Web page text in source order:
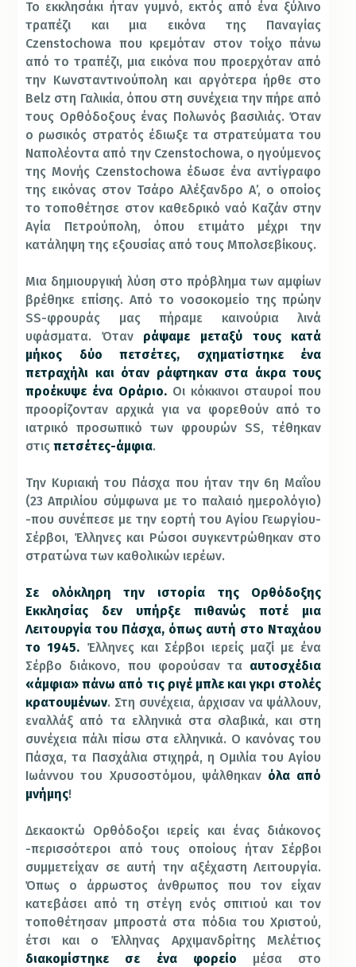
Το εκκλησάκι ήταν γυμνό, εκτός από ένα ξύλινο
τραπέζι και μια εικόνα της Παναγίας
Czenstochowa που κρεμόταν στον τοίχο πάνω
από το τραπέζι, μια εικόνα που προερχόταν από
την Κωνσταντινούπολη και αργότερα ήρθε στο
Belz στη Γαλικία, όπου στη συνέχεια την πήρε από
τους Ορθόδοξους ένας Πολωνός βασιλιάς. Όταν
ο ρωσικός στρατός έδιωξε τα στρατεύματα του
Ναπολέοντα από την Czenstochowa, ο ηγούμενος
της Μονής Czenstochowa έδωσε ένα αντίγραφο
της εικόνας στον Τσάρο Αλέξανδρο Α’, ο οποίος
το τοποθέτησε στον καθεδρικό ναό Καζάν στην
Αγία Πετρούπολη, όπου ετιμάτο μέχρι την
κατάληψη της εξουσίας από τους Μπολσεβίκους.
Μια δημιουργική λύση στο πρόβλημα των αμφίων
βρέθηκε επίσης. Από το νοσοκομείο της πρώην
SS-φρουράς μας πήραμε καινούρια λινά
υφάσματα. Όταν ράψαμε μεταξύ τους κατά
μήκος δύο πετσέτες, σχηματίστηκε ένα
πετραχήλι και όταν ράφτηκαν στα άκρα τους
προέκυψε ένα Οράριο. Οι κόκκινοι σταυροί που
προορίζονταν αρχικά για να φορεθούν από το
ιατρικό προσωπικό των φρουρών SS, τέθηκαν
στιςπετσέτες-άμφια.
Την Κυριακή του Πάσχα που ήταν την 6η Μαΐου
(23 Απριλίου σύμφωνα με το παλαιό ημερολόγιο)
-που συνέπεσε με την εορτή του Αγίου Γεωργίου-
Σέρβοι, Έλληνες και Ρώσοι συγκεντρώθηκαν στο
στρατώνα των καθολικών ιερέων.
Σε ολόκληρη την ιστορία της Ορθόδοξης
Εκκλησίας δεν υπήρξε πιθανώς ποτέ μια
Λειτουργία του Πάσχα, όπως αυτή στο Νταχάου
το 1945. Έλληνες και Σέρβοι ιερείς μαζί με ένα
Σέρβο διάκονο, που φορούσαν τα αυτοσχέδια
«άμφια» πάνω από τις ριγέ μπλε και γκρι στολές
κρατουμένων. Στη συνέχεια, άρχισαν να ψάλλουν,
εναλλάξ από τα ελληνικά στα σλαβικά, και στη
συνέχεια πάλι πίσω στα ελληνικά. Ο κανόνας του
Πάσχα, τα Πασχάλια στιχηρά, η Ομιλία του Αγίου
Ιωάννου του Χρυσοστόμου, ψάλθηκαν όλα από
μνήμης!
Δεκαοκτώ Ορθόδοξοι ιερείς και ένας διάκονος
-περισσότεροι από τους οποίους ήταν Σέρβοι
συμμετείχαν σε αυτή την αξέχαστη Λειτουργία.
Όπως ο άρρωστος άνθρωπος που τον είχαν
κατεβάσει από τη στέγη ενός σπιτιού και τον
τοποθέτησαν μπροστά στα πόδια του Χριστού,
έτσι και ο Έλληνας Αρχιμανδρίτης Μελέτιος
διακομίστηκε σε ένα φορείο μέσα στο